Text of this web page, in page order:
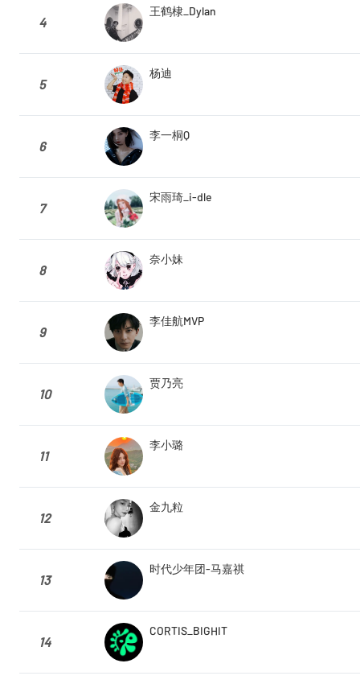
4
王鹤棣_Dylan
5
杨迪
6
李一桐Q
7
宋雨琦_i-dle
8
奈小妹
9
李佳航MVP
10
贾乃亮
11
李小璐
12
金九粒
13
时代少年团-马嘉祺
14
CORTIS_BIGHIT